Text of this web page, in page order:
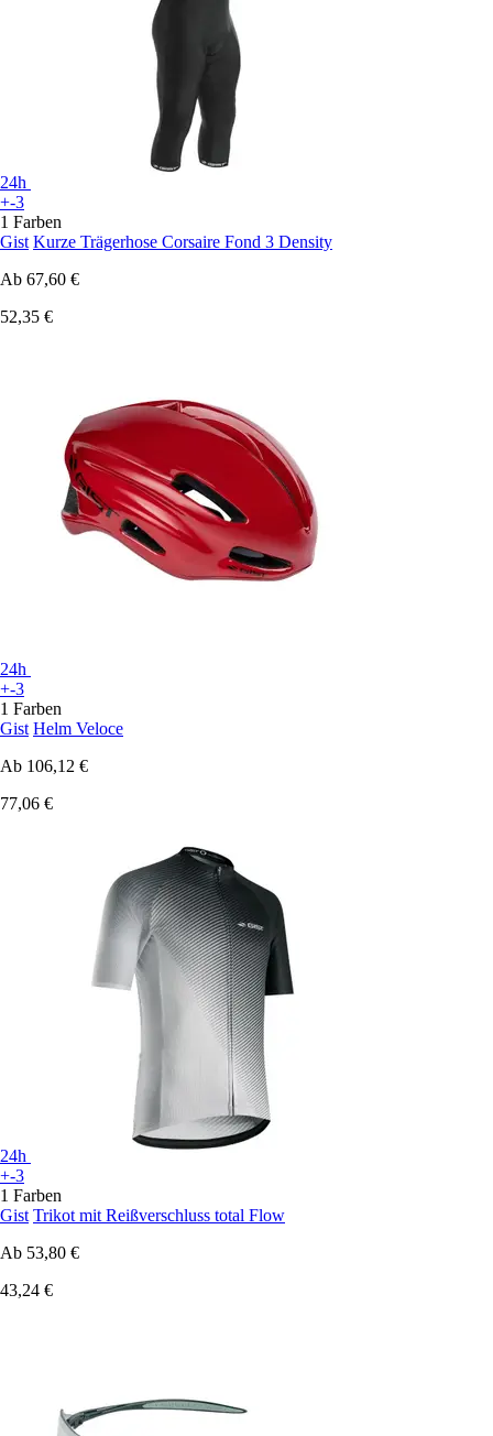
24h
+-3
1 Farben
Gist Kurze Trägerhose Corsaire Fond 3 Density
Ab 67,60 €
52,35 €
24h
+-3
1 Farben
Gist Helm Veloce
Ab 106,12 €
77,06 €
24h
+-3
1 Farben
Gist Trikot mit Reißverschluss total Flow
Ab 53,80 €
43,24 €